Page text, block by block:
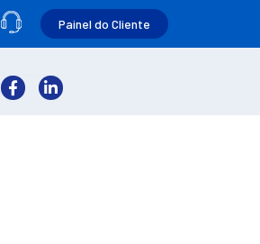
Painel do Cliente